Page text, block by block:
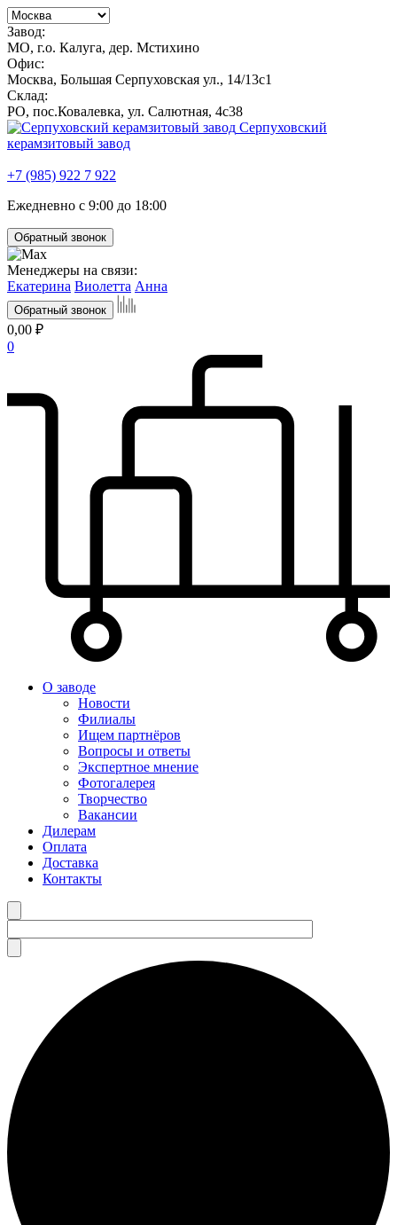
Завод:
МО, г.о. Калуга, дер. Мстихино
Офис:
Москва, Большая Серпуховская ул., 14/13с1
Склад:
РО, пос.Ковалевка, ул. Салютная, 4с38
Серпуховский
керамзитовый завод
+7 (985) 922 7 922
Ежедневно с 9:00 до 18:00
Обратный звонок
Менеджеры на связи:
Екатерина Виолетта Анна
Обратный звонок
0,00 ₽
0
О заводе
Новости
Филиалы
Ищем партнёров
Вопросы и ответы
Экспертное мнение
Фотогалерея
Творчество
Вакансии
Дилерам
Оплата
Доставка
Контакты